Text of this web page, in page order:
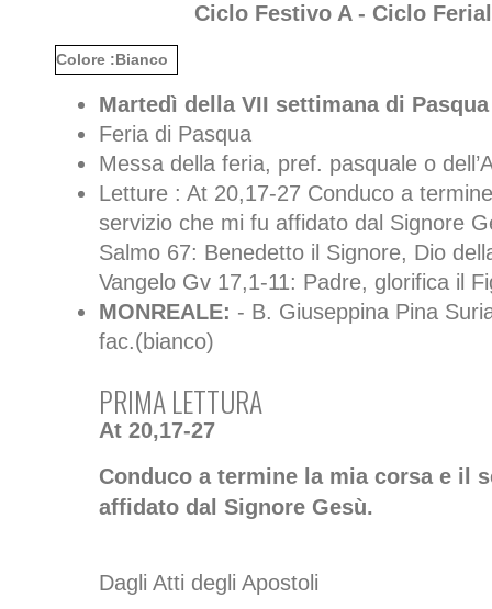
Ciclo Festivo A - Ciclo
Colore :Bianco
Martedì della VII settimana di Pasqua
Feria di Pasqua
Messa della feria, pref. pasquale o
Letture : At 20,17-27 Conduco a
servizio che mi fu affidato dal Signore
Salmo 67: Benedetto il Signore, Dio
Vangelo Gv 17,1-11: Padre, glorifica il
MONREALE: - B. Giuseppina Pina
fac.(bianco)
PRIMA LETTURA
At 20,17-27
Conduco a termine la mia corsa e il
affidato dal Signore Gesù.
Dagli Atti degli Apostoli